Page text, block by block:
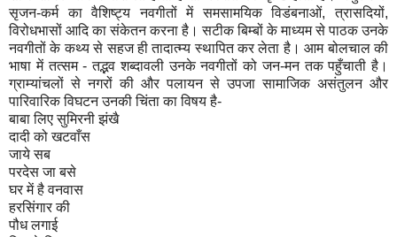
सृजन-कर्म का वैशिष्ट्य नवगीतों में समसामयिक विडंबनाओं, त्रासदियों,
विरोधभासों आदि का संकेतन करना है। सटीक बिम्बों के माध्यम से पाठक उनके
नवगीतों के कथ्य से सहज ही तादात्म्य स्थापित कर लेता है। आम बोलचाल की
भाषा में तत्सम - तद्भव शब्दावली उनके नवगीतों को जन-मन तक पहुँचाती है।
ग्राम्यांचलों से नगरों की और पलायन से उपजा सामाजिक असंतुलन और
पारिवारिक विघटन उनकी चिंता का विषय है-
बाबा लिए सुमिरनी झंखै
दादी को खटवाँस
जाये सब
परदेस जा बसे
घर में है वनवास
हरसिंगार की
पौध लगाई